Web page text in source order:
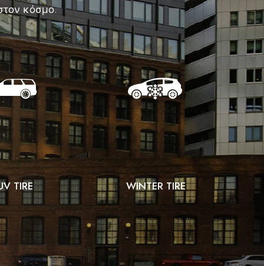
κόσμο.
TIRE WINTER TIRE